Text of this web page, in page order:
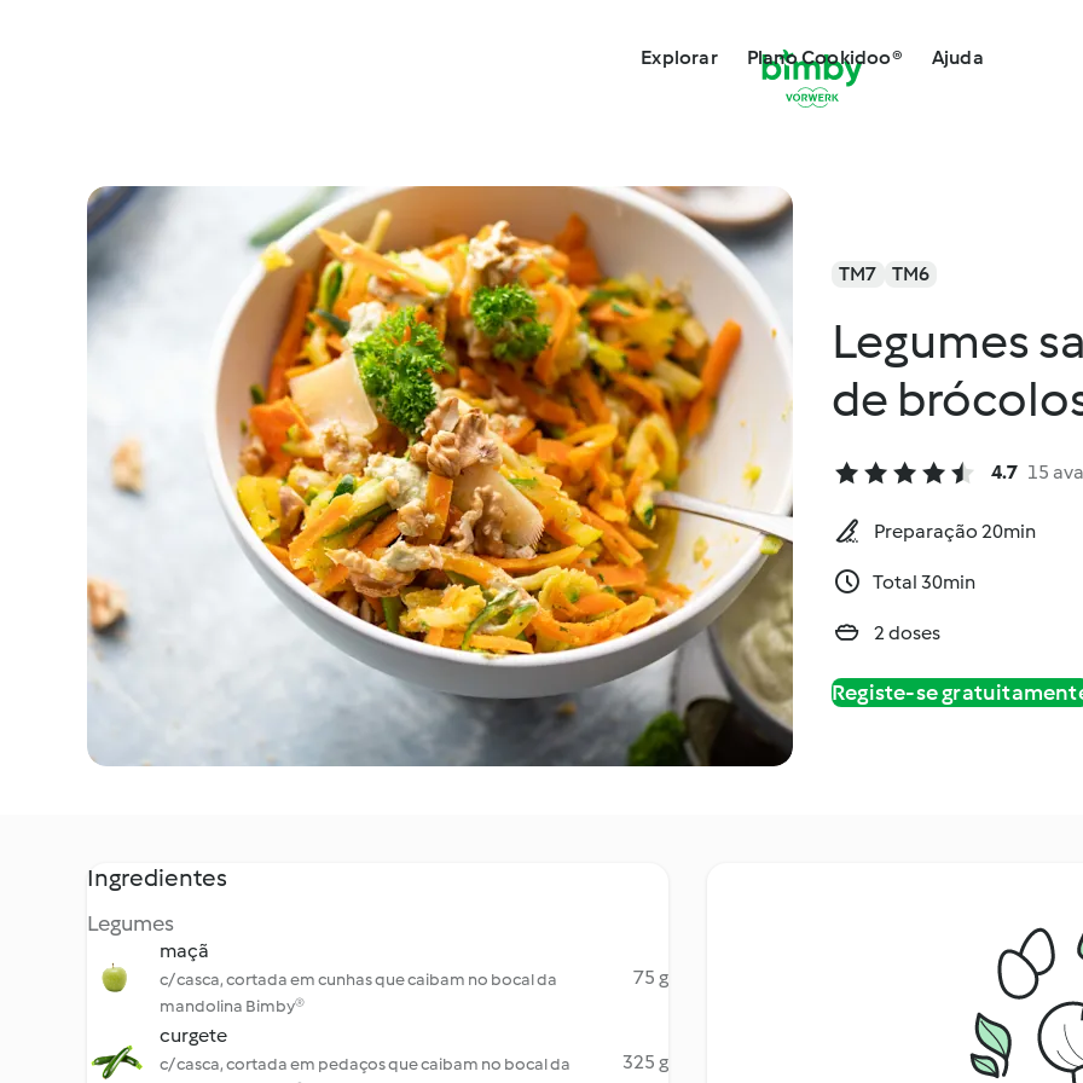
Explorar Plano Cookidoo® Ajuda
TM7 TM6
Legumes
de
4.7 15
Preparação 20min
Total 30min
2 doses
Registe-se
Ingredientes
Legumes
maçã
c/ casca, cortada em cunhas que caibam no bocal da
mandolina Bimby®
75 g
curgete
c/ casca, cortada em pedaços que caibam no bocal da
325 g